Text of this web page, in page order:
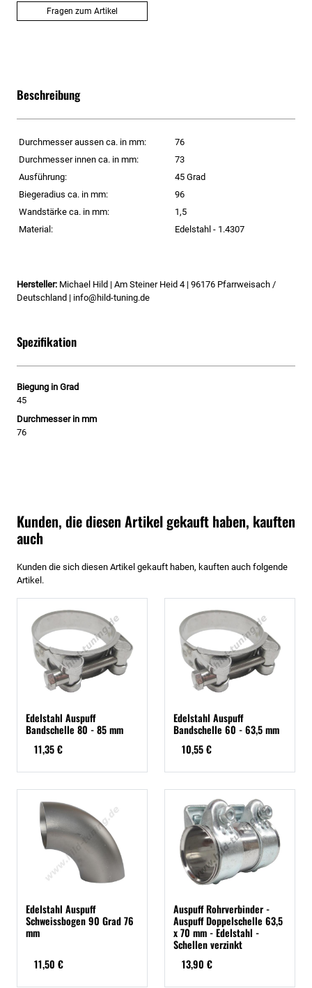
Fragen zum Artikel
Beschreibung
Durchmesser aussen ca. in mm:
76
Durchmesser innen ca. in mm:
73
Ausführung:
45 Grad
Biegeradius ca. in mm:
96
Wandstärke ca. in mm:
1,5
Material:
Edelstahl - 1.4307
Hersteller: Michael Hild | Am Steiner Heid 4 | 96176 Pfarrweisach /
Deutschland | info@hild-tuning.de
Spezifikation
Biegung in Grad
45
Durchmesser in mm
76
Kunden, die diesen Artikel gekauft haben, kauften
auch
Kunden die sich diesen Artikel gekauft haben, kauften auch folgende
Artikel.
Edelstahl Auspuff
Bandschelle 80 - 85 mm
11,35 €
Edelstahl Auspuff
Bandschelle 60 - 63,5 mm
10,55 €
Edelstahl Auspuff
Schweissbogen 90 Grad 76
mm
11,50 €
Auspuff Rohrverbinder -
Auspuff Doppelschelle 63,5
x 70 mm - Edelstahl -
Schellen verzinkt
13,90 €